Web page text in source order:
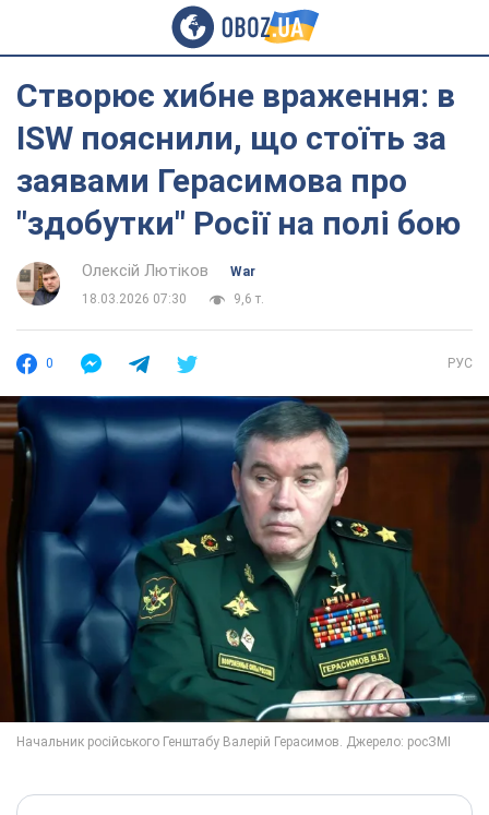
Створює хибне враження: в
ISW пояснили, що стоїть за
заявами Герасимова про
"здобутки" Росії на полі бою
Олексій Лютіков
War
18.03.2026 07:30
9,6 т.
0 РУС